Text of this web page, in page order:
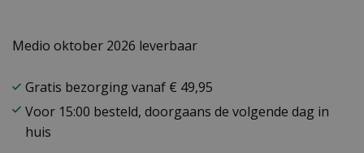
Medio oktober 2026 leverbaar
Gratis bezorging vanaf € 49,95
Voor 15:00 besteld, doorgaans de volgende dag in
huis